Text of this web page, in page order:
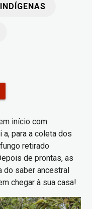
início com
a, para a coleta dos
retirado
de prontas, as
do saber ancestral
chegar à sua casa!